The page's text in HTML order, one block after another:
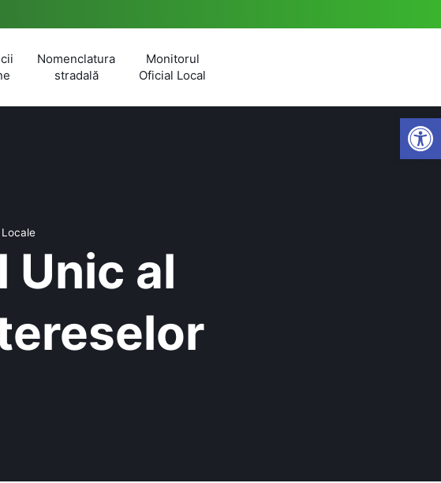
Nomenclatura
stradală
Monitorul
Oficial Local
Unic al